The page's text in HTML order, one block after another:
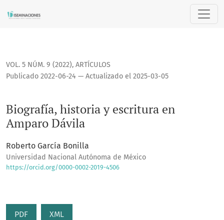
VOL. 5 NÚM. 9 (2022), ARTÍCULOS
Biografía, historia y escritura en
Amparo Dávila
Publicado 2022-06-24 — Actualizado el 2025-03-05
Roberto García Bonilla
Universidad Nacional Autónoma de México
https://orcid.org/0000-0002-2019-4506
PDF XML